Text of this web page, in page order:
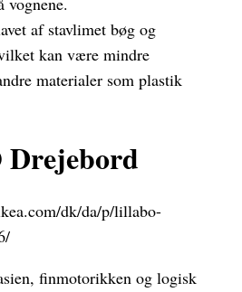
af stavlimet bøg og
kan være mindre
materialer som plastik
dk/da/p/lillabo-
finmotorikken og logisk